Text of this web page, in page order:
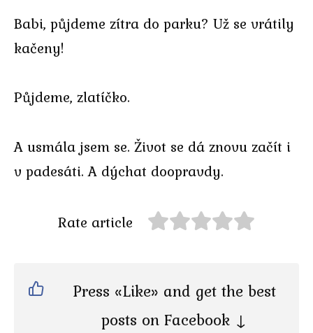
Babi, půjdeme zítra do parku? Už se vrátily
kačeny!
Půjdeme, zlatíčko.
A usmála jsem se. Život se dá znovu začít i
v padesáti. A dýchat doopravdy.
Rate article
Press «Like» and get the best
posts on Facebook ↓